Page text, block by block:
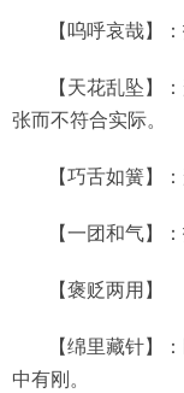
【呜呼哀哉】
【天花乱坠】
张而不符合实际。
【巧舌如簧】
【一团和气】
【褒贬两用】
【绵里藏针】
中有刚。